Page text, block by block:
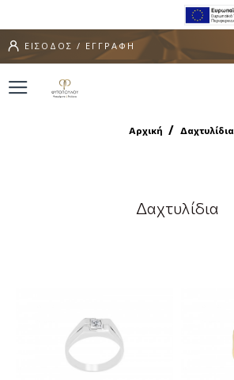
ΕΙΣΟΔΟΣ / ΕΓΓΡΑΦΗ
Αρχική Δαχτυλίδια
Δαχτυλίδια